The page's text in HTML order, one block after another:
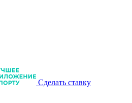
Сделать ставку